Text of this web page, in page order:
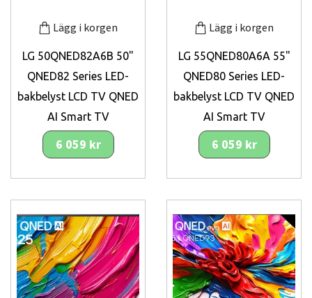
Lägg i korgen
LG 50QNED82A6B 50"
QNED82 Series LED-
bakbelyst LCD TV QNED
AI Smart TV
6 059 kr
Lägg i korgen
LG 55QNED80A6A 55"
QNED80 Series LED-
bakbelyst LCD TV QNED
AI Smart TV
6 059 kr